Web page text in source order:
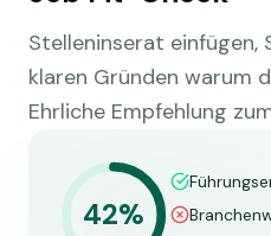
Stelleninserat einfügen,
klaren Gründen warum
Ehrliche Empfehlung
42%